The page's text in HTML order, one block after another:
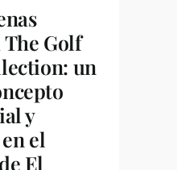
Golf
un
y
el
El